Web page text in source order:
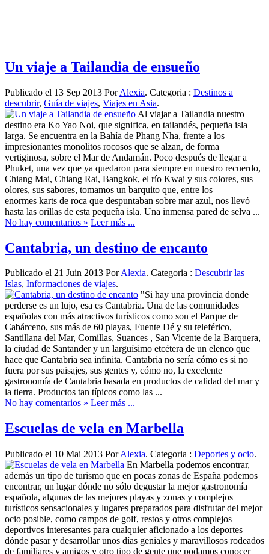
Un viaje a Tailandia de ensueño
Publicado el 13 Sep 2013 PorAlexia. Categoria : Destinos a
descubrir, Guía de viajes, Viajes en Asia.
Al viajar a Tailandia nuestro
destino era Ko Yao Noi, que significa, en tailandés, pequeña isla
larga. Se encuentra en la Bahía de Phang Nha, frente a los
impresionantes monolitos rocosos que se alzan, de forma
vertiginosa, sobre el Mar de Andamán. Poco después de llegar a
Phuket, una vez que ya quedaron para siempre en nuestro recuerdo,
Chiang Mai, Chiang Rai, Bangkok, el río Kwai y sus colores, sus
olores, sus sabores, tomamos un barquito que, entre los
enormes karts de roca que despuntaban sobre mar azul, nos llevó
hasta las orillas de esta pequeña isla. Una inmensa pared de selva ...
No hay comentarios » Leer más ...
Cantabria, un destino de encanto
Publicado el 21 Juin 2013 PorAlexia. Categoria : Descubrir las
Islas, Informaciones de viajes.
"Si hay una provincia donde
perderse es un lujo, esa es Cantabria. Una de las comunidades
españolas con más atractivos turísticos como son el Parque de
Cabárceno, sus más de 60 playas, Fuente Dé y su teleférico,
Santillana del Mar, Comillas, Suances , San Vicente de la Barquera,
la ciudad de Santander y un larguísimo etcétera de un elenco que
hace que Cantabria sea infinita. Cantabria no sería cómo es si no
fuera por sus paisajes, sus gentes y, cómo no, la excelente
gastronomía de Cantabria basada en productos de calidad del mar y
la tierra. Productos tan típicos como las ...
No hay comentarios » Leer más ...
Escuelas de vela en Marbella
Publicado el 10 Mai 2013 PorAlexia. Categoria : Deportes y ocio.
En Marbella podemos encontrar,
además un tipo de turismo que en pocas zonas de España podemos
encontrar, un lugar dónde no sólo degustar la mejor gastronomía
española, algunas de las mejores playas y zonas y complejos
turísticos sensacionales y lugares preparados para disfrutar del mejor
ocio posible, como campos de golf, restos y otros complejos
deportivos interesantes para cualquier aficionado a los deportes
dónde pasar y desarrollar unos días geniales y maravillosos rodeados
de familiares y amigos y otro tipo de gente que podamos conocer